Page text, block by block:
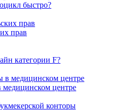
быстро?
прав
категории F?
центре